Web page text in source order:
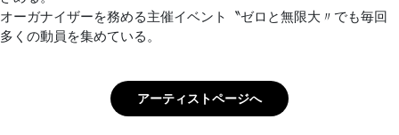
オーガナイザーを務める主催イベント〝ゼロと無限大〃でも毎回
多くの動員を集めている。
アーティストページへ